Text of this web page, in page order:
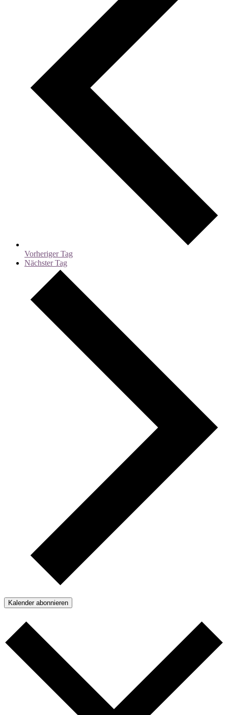
Vorheriger Tag
Nächster Tag
Kalender abonnieren